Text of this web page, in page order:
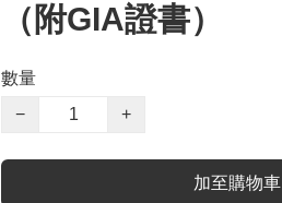
（附GIA證書）
數量
−
+
加至購物車